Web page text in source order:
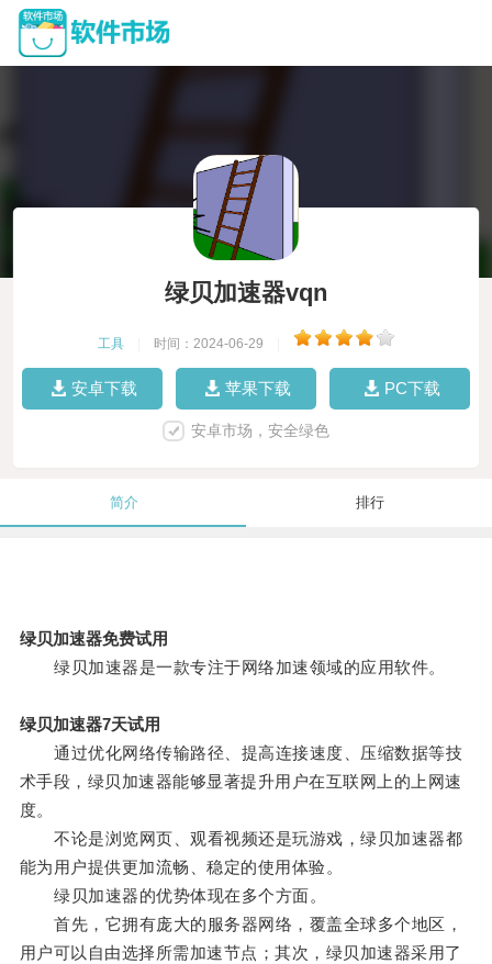
绿贝加速器vqn
工具 时间：2024-06-29
安卓下载 苹果下载 PC下载
安卓市场，安全绿色
简介 排行
绿贝加速器免费试用
绿贝加速器是一款专注于网络加速领域的应用软件。
绿贝加速器7天试用
通过优化网络传输路径、提高连接速度、压缩数据等技
术手段，绿贝加速器能够显著提升用户在互联网上的上网速
度。
不论是浏览网页、观看视频还是玩游戏，绿贝加速器都
能为用户提供更加流畅、稳定的使用体验。
绿贝加速器的优势体现在多个方面。
首先，它拥有庞大的服务器网络，覆盖全球多个地区，
用户可以自由选择所需加速节点；其次，绿贝加速器采用了